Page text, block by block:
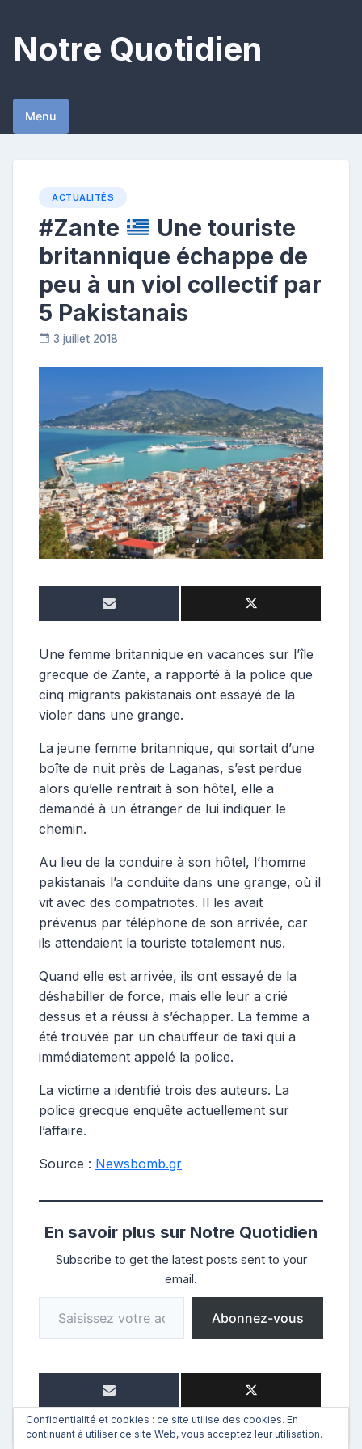
content
Notre Quotidien
Menu
ACTUALITÉS
#Zante
Une touriste
britannique échappe de
peu à un viol collectif par
5 Pakistanais
3 juillet 2018
n
t
r
i
t
r
i
c
e
Une femme britannique en vacances sur l’île
grecque de Zante, a rapporté à la police que
cinq migrants pakistanais ont essayé de la
violer dans une grange.
La jeune femme britannique, qui sortait d’une
boîte de nuit près de Laganas, s’est perdue
alors qu’elle rentrait à son hôtel, elle a
demandé à un étranger de lui indiquer le
chemin.
Au lieu de la conduire à son hôtel, l’homme
pakistanais l’a conduite dans une grange, où il
vit avec des compatriotes. Il les avait
prévenus par téléphone de son arrivée, car
ils attendaient la touriste totalement nus.
Quand elle est arrivée, ils ont essayé de la
déshabiller de force, mais elle leur a crié
dessus et a réussi à s’échapper. La femme a
été trouvée par un chauffeur de taxi qui a
immédiatement appelé la police.
La victime a identifié trois des auteurs. La
police grecque enquête actuellement sur
l’affaire.
Source : Newsbomb.gr
En savoir plus sur Notre Quotidien
Subscribe to get the latest posts sent to your
email.
Saisissez votre adresse e-mail…
Abonnez-vous
Confidentialité et cookies : ce site utilise des cookies. En
continuant à utiliser ce site Web, vous acceptez leur utilisation.